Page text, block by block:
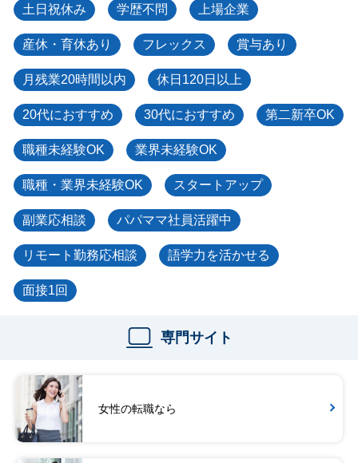
土日祝休み 学歴不問 上場企業
産休・育休あり フレックス 賞与あり
月残業20時間以内 休日120日以上
20代におすすめ 30代におすすめ 第二新卒OK
職種未経験OK 業界未経験OK
職種・業界未経験OK スタートアップ
副業応相談 パパママ社員活躍中
リモート勤務応相談 語学力を活かせる
面接1回
専門サイト
女性の転職なら